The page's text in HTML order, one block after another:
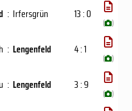
: Irfersgrün 13 : 0
( )
: Lengenfeld 4 : 1
( )
: Lengenfeld 3 : 9
( )